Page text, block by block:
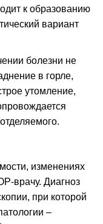
к образованию
вариант
болезни не
в горле,
утомление,
изменениях
врачу. Диагноз
при которой
–